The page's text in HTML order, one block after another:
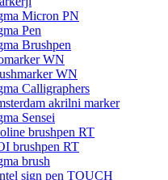
Micron PN
Pen
Brushpen
WN
WN
Calligraphers
akrilni marker
Sensei
brushpen RT
brushpen RT
brush
sign pen TOUCH